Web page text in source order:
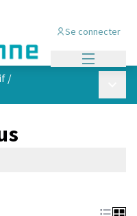
Se connecter
/